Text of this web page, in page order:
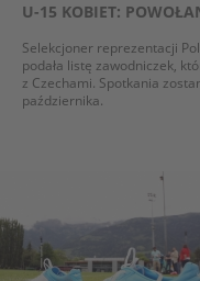
U-15 KOBIET:
Selekcjoner reprezentacji
podała listę zawodniczek,
z Czechami. Spotkania
października.